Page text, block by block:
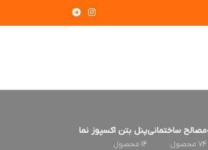
مصالح ساختمانی
74 محصول
پنل بتن اکسپوز نما
14 محصول